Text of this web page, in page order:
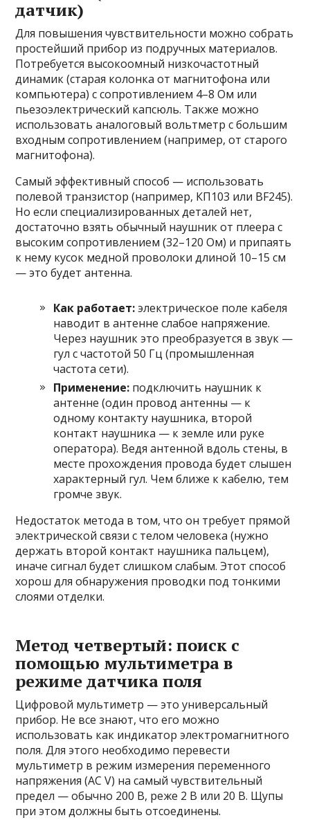
датчик)
Для повышения чувствительности можно собрать
простейший прибор из подручных материалов.
Потребуется высокоомный низкочастотный
динамик (старая колонка от магнитофона или
компьютера) с сопротивлением 4–8 Ом или
пьезоэлектрический капсюль. Также можно
использовать аналоговый вольтметр с большим
входным сопротивлением (например, от старого
магнитофона).
Самый эффективный способ — использовать
полевой транзистор (например, КП103 или BF245).
Но если специализированных деталей нет,
достаточно взять обычный наушник от плеера с
высоким сопротивлением (32–120 Ом) и припаять
к нему кусок медной проволоки длиной 10–15 см
— это будет антенна.
Как работает:электрическое поле кабеля
наводит в антенне слабое напряжение.
Через наушник это преобразуется в звук —
гул с частотой 50 Гц (промышленная
частота сети).
Применение: подключить наушник к
антенне (один провод антенны — к
одному контакту наушника, второй
контакт наушника — к земле или руке
оператора). Ведя антенной вдоль стены, в
месте прохождения провода будет слышен
характерный гул. Чем ближе к кабелю, тем
громче звук.
Недостаток метода в том, что он требует прямой
электрической связи с телом человека (нужно
держать второй контакт наушника пальцем),
иначе сигнал будет слишком слабым. Этот способ
хорош для обнаружения проводки под тонкими
слоями отделки.
Метод четвертый: поиск с
помощью мультиметра в
режиме датчика поля
Цифровой мультиметр — это универсальный
прибор. Не все знают, что его можно
использовать как индикатор электромагнитного
поля. Для этого необходимо перевести
мультиметр в режим измерения переменного
напряжения (AC V) на самый чувствительный
предел — обычно 200 В, реже 2 В или 20 В. Щупы
при этом должны быть отсоединены.